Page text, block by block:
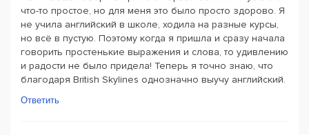
что-то простое, но для меня это было просто здорово. Я
не учила английский в школе, ходила на разные курсы,
но всё в пустую. Поэтому когда я пришла и сразу начала
говорить простенькие выражения и слова, то удивлению
и радости не было придела! Теперь я точно знаю, что
благодаря British Skylines однозначно выучу английский.
Ответить